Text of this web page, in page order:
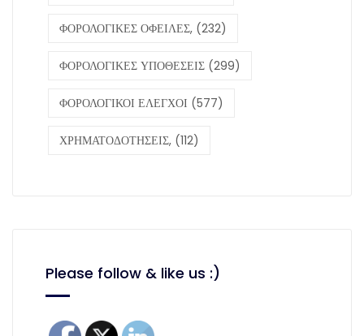
ΦΟΡΟΛΟΓΙΚΕΣ ΟΦΕΙΛΕΣ, (232)
ΦΟΡΟΛΟΓΙΚΕΣ ΥΠΟΘΕΣΕΙΣ (299)
ΦΟΡΟΛΟΓΙΚΟΙ ΕΛΕΓΧΟΙ (577)
ΧΡΗΜΑΤΟΔΟΤΗΣΕΙΣ, (112)
Please follow & like us :)